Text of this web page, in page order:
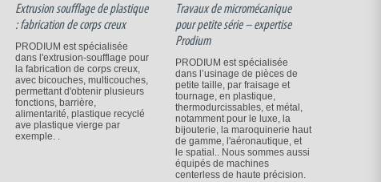
Extrusion soufflage de plastique
: fabrication de corps creux
PRODIUM est spécialisée
dans l'extrusion-soufflage pour
la fabrication de corps creux,
avec bicouches, multicouches,
permettant d'obtenir plusieurs
fonctions, barrière,
alimentarité, plastique recyclé
ave plastique vierge par
exemple. .
Travaux de micromécanique
pour petite série – expertise
Prodium
PRODIUM est spécialisée
dans l’usinage de pièces de
petite taille, par fraisage et
tournage, en plastique,
thermodurcissables, et métal,
notamment pour le luxe, la
bijouterie, la maroquinerie haut
de gamme, l'aéronautique, et
le spatial.. Nous sommes aussi
équipés de machines
centerless de haute précision.